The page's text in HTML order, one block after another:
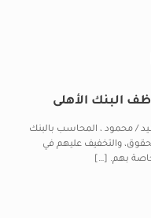
البنك الأهلى
/ محمود ، المحاسب بالبنك
والتخفيف عليهم في
بهم. […]